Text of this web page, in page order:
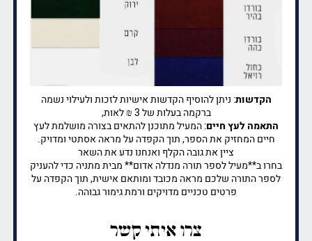
הקדשות: ניתן להוסיף הקדשות אישיות לזכות ולעילוי נשמה
ברקמה בעלות של 3 ₪ לאות,
התאמה לעץ חיים: המעיל מתוכנן להתאים בצורה מושלמת לעץ
חיים המחזיק את הספר, תוך הקפדה על מראה אסתטי ומדויק.
ציין את גובה הקלף ואנחנו נדע את השאר
בחרו ב**מעיל לספר תורה מנדלה אדום** מבית מתניה כדי להעניק
לספר התורה שלכם מראה מכובד ומותאם אישית, תוך הקפדה על
פרטים טכניים מדויקים ורמת גימור גבוהה.
צרו איתי קשר